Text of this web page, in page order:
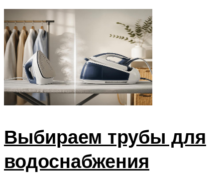
Выбираем трубы для
водоснабжения